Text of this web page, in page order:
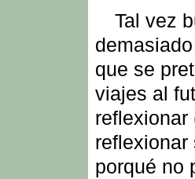
Tal vez
que se
viajes al
reflexionar
reflexionar
porqué no